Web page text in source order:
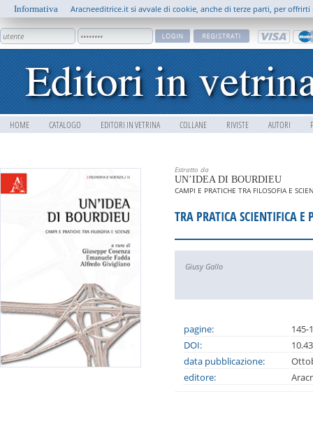
HOME CATALOGO EDITORI IN VETRINA COLLANE RIVISTE AUTORI
Informativa Aracneeditrice.it si avvale di cookie, anche di terze parti, per
Estratto da
UN’IDEA DI BOURDIEU
CAMPI E PRATICHE TRA FILOSOFIA E
TRA PRATICA SCIENTIFICA
Giusy Gallo
pagine:
145-
DOI:
data pubblicazione:
editore: